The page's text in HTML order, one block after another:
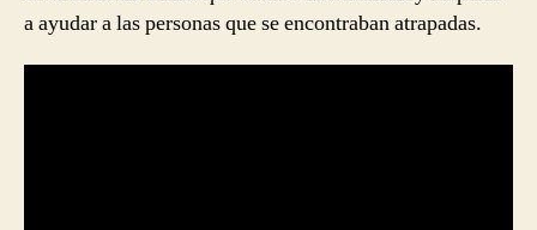
a ayudar a las personas que se encontraban atrapadas.